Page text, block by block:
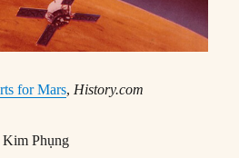
for Mars,History.com
Phụng